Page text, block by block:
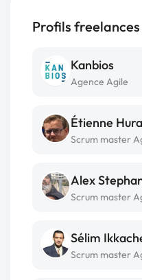
Profils
Kanbios
Agence Agile
Étienne
Scrum master
Alex
Scrum master
Sélim
Scrum master